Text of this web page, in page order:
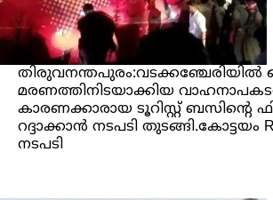
മരണത്തിനിടയാക്കിയ
കാരണക്കാരായ ടൂറിസ്റ്റ് ബസിന്‍റെ
റദ്ദാക്കാന്‍ നടപടി തുടങ്ങി.കോട്ടയം
നടപടി